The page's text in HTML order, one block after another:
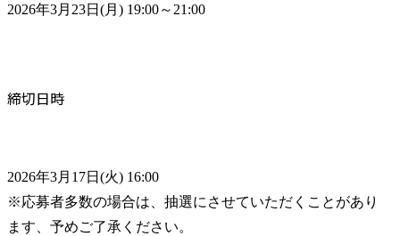
2026年3月23日(月) 19:00～21:00
締切日時
2026年3月17日(火) 16:00
※応募者多数の場合は、抽選にさせていただくことがあり
ます、予めご了承ください。